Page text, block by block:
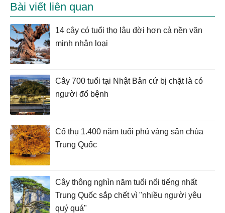
Bài viết liên quan
14 cây có tuổi thọ lâu đời hơn cả nền văn
minh nhân loại
Cây 700 tuổi tại Nhật Bản cứ bị chặt là có
người đổ bệnh
Cổ thụ 1.400 năm tuổi phủ vàng sân chùa
Trung Quốc
Cây thông nghìn năm tuổi nổi tiếng nhất
Trung Quốc sắp chết vì "nhiều người yêu
quý quá"